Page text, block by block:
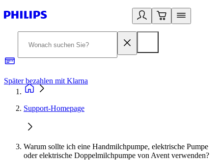
Später bezahlen mit Klarna
Support-Homepage
Warum sollte ich eine Handmilchpumpe, elektrische Pumpe
oder elektrische Doppelmilchpumpe von Avent verwenden?